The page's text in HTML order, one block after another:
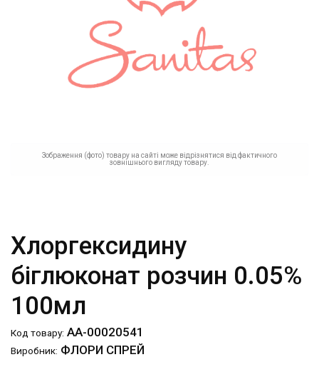
Зображення (фото) товару на сайті може відрізнятися від фактичного
зовнішнього вигляду товару.
Хлоргексидину
біглюконат розчин 0.05%
100мл
Код товару: АА-00020541
Виробник: ФЛОРИ СПРЕЙ